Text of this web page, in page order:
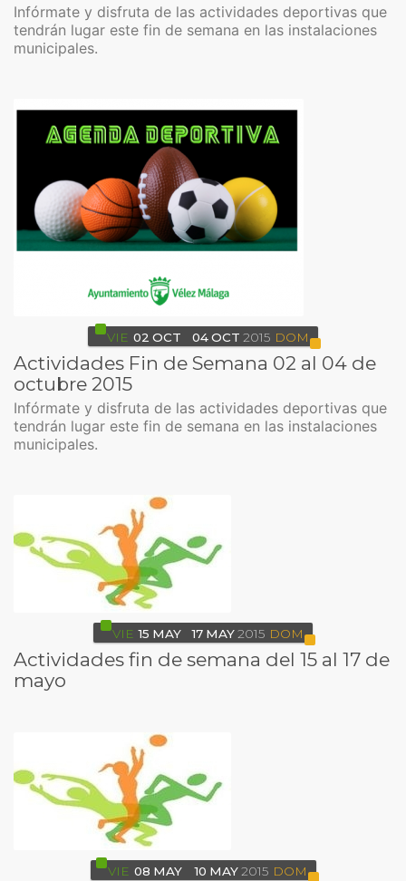
Infórmate y disfruta de las actividades deportivas que
tendrán lugar este fin de semana en las instalaciones
municipales.
VIE 02 OCT 04OCT 2015 DOM
Actividades Fin de Semana 02 al 04 de
octubre 2015
Infórmate y disfruta de las actividades deportivas que
tendrán lugar este fin de semana en las instalaciones
municipales.
VIE 15 MAY 17 MAY2015 DOM
Actividades fin de semana del 15 al 17 de
mayo
VIE 08 MAY 10 MAY 2015 DOM